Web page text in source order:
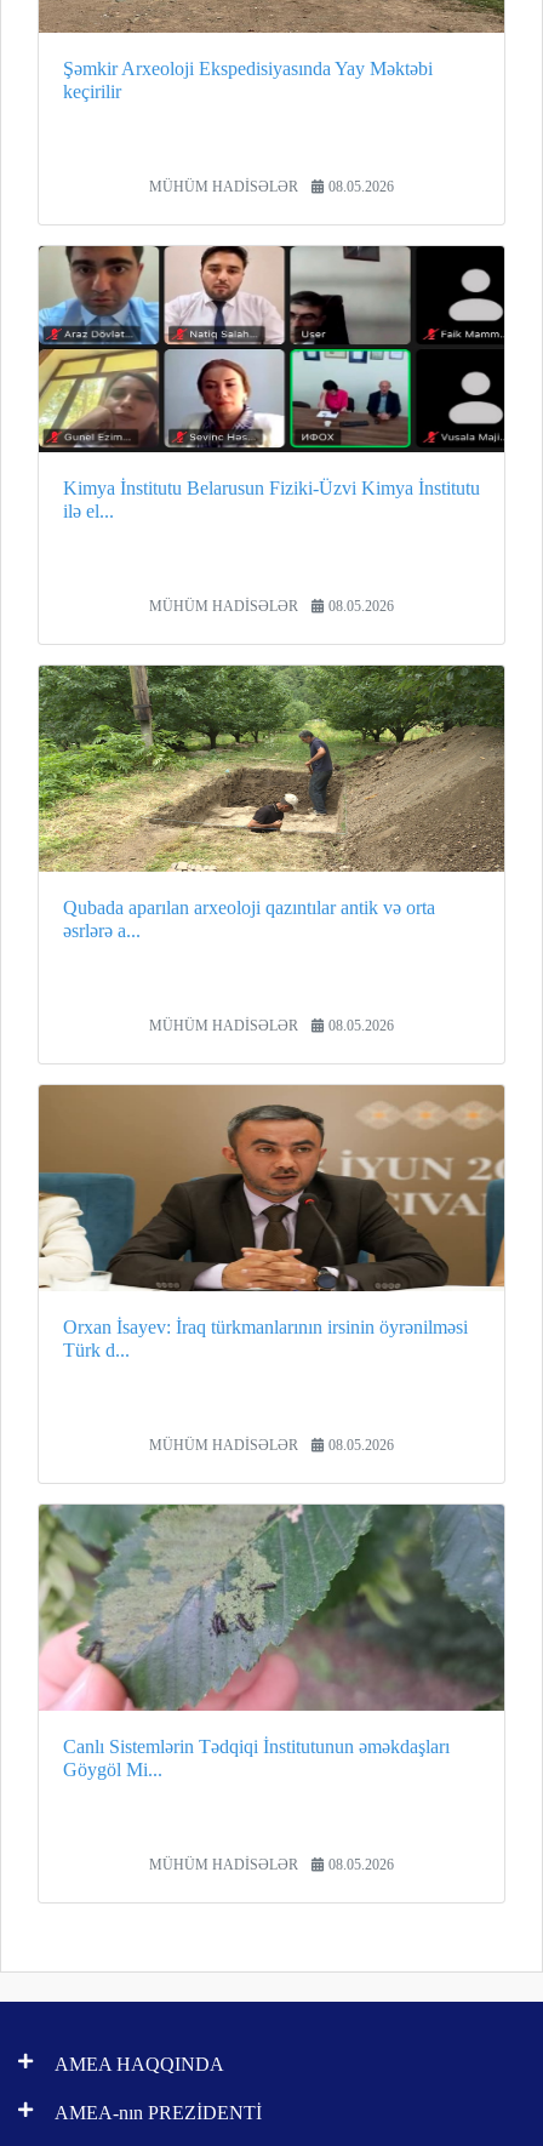
Şəmkir Arxeoloji Ekspedisiyasında Yay Məktəbi
keçirilir
MÜHÜM HADİSƏLƏR 08.05.2026
Kimya İnstitutu Belarusun Fiziki-Üzvi Kimya İnstitutu
ilə el...
MÜHÜM HADİSƏLƏR 08.05.2026
Qubada aparılan arxeoloji qazıntılar antik və orta
əsrlərə a...
MÜHÜM HADİSƏLƏR 08.05.2026
Orxan İsayev: İraq türkmanlarının irsinin öyrənilməsi
Türk d...
MÜHÜM HADİSƏLƏR 08.05.2026
Canlı Sistemlərin Tədqiqi İnstitutunun əməkdaşları
Göygöl Mi...
MÜHÜM HADİSƏLƏR 08.05.2026
AMEA HAQQINDA
AMEA-nın PREZİDENTİ